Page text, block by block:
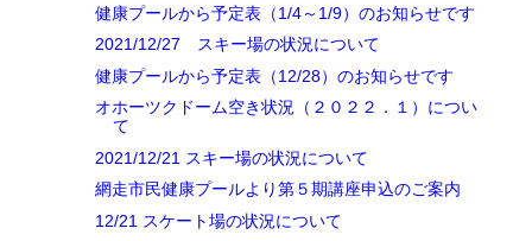
健康プールから予定表（1/4～1/9）のお知らせです
2021/12/27 スキー場の状況について
健康プールから予定表（12/28）のお知らせです
オホーツクドーム空き状況（２０２２．１）につい
て
2021/12/21 スキー場の状況について
網走市民健康プールより第５期講座申込のご案内
12/21 スケート場の状況について